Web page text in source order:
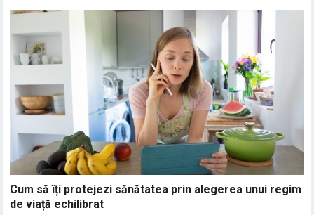
Cum să îți protejezi sănătatea prin alegerea unui regim
de viață echilibrat